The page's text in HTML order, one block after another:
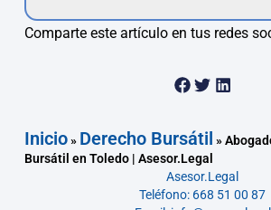
Comparte este artículo en tus redes
Inicio» Derecho Bursátil »
Bursátil en Toledo | Asesor.Legal
Asesor.Legal
Teléfono: 668 51 00 87